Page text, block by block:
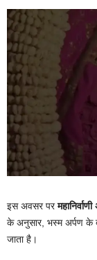
इस अवसर पर
के अनुसार, भस्म अर्पण के
जाता है।